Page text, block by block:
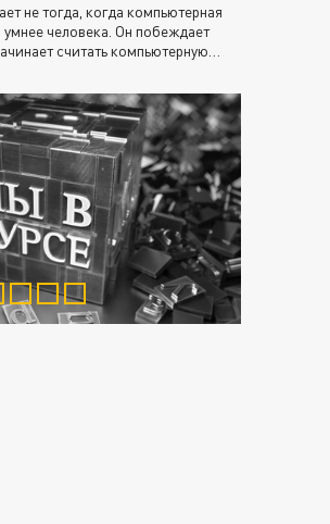
не тогда, когда компьютерная
умнее человека. Он побеждает
считать компьютерную